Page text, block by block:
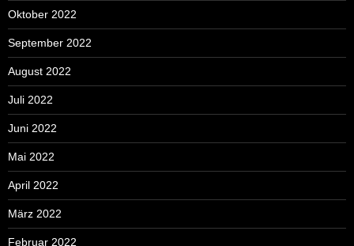
Oktober 2022
September 2022
August 2022
Juli 2022
Juni 2022
Mai 2022
April 2022
März 2022
Februar 2022